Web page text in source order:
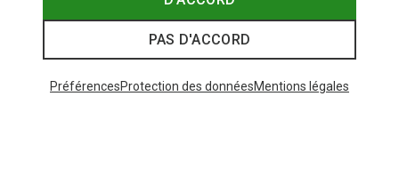
PAS D'ACCORD
PréférencesProtection des donnéesMentions légales